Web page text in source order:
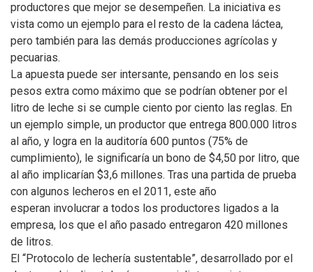
productores que mejor se desempeñen. La iniciativa es
vista como un ejemplo para el resto de la cadena láctea,
pero también para las demás producciones agrícolas y
pecuarias.
La apuesta puede ser intersante, pensando en los seis
pesos extra como máximo que se podrían obtener por el
litro de leche si se cumple ciento por ciento las reglas. En
un ejemplo simple, un productor que entrega 800.000 litros
al año, y logra en la auditoría 600 puntos (75% de
cumplimiento), le significaría un bono de $4,50 por litro, que
al año implicarían $3,6 millones. Tras una partida de prueba
con algunos lecheros en el 2011, este año
esperan involucrar a todos los productores ligados a la
empresa, los que el año pasado entregaron 420 millones
de litros.
El “Protocolo de lechería sustentable”, desarrollado por el